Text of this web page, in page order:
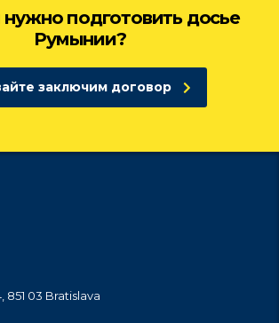
нужно подготовить досье
Румынии?
заключим договор
851 03 Bratislava